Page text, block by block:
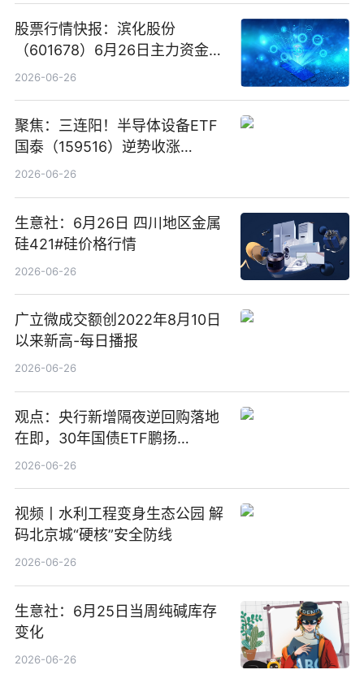
股票行情快报：滨化股份
（601678）6月26日主力资金净
卖出5964.34万元
2026-06-26
聚焦：三连阳！半导体设备ETF
国泰（159516）逆势收涨
3.5%，近10日累计净流入超65
2026-06-26
生意社：6月26日 四川地区金属
硅421#硅价格行情
2026-06-26
广立微成交额创2022年8月10日
以来新高-每日播报
2026-06-26
观点：央行新增隔夜逆回购落地
在即，30年国债ETF鹏扬
(511090) 盘中小幅上涨
2026-06-26
视频丨水利工程变身生态公园 解
码北京城“硬核”安全防线
2026-06-26
生意社：6月25日当周纯碱库存
变化
2026-06-26